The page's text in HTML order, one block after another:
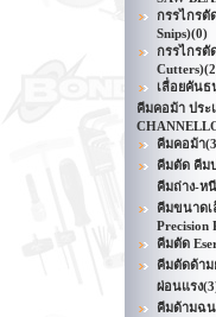
กรรไกรตั
Snips)(0)
กรรไกรตั
Cutters)
เลื่อยคันธ
คีมคอม้า ปร
คีมคอม้า
คีมตัด คีม
คีมถ่าง-ห
คีมขนาดเ
Precision
คีมตัด
คีมตัดด้าม
ผ่อนแรง
คีมด้ามฉ